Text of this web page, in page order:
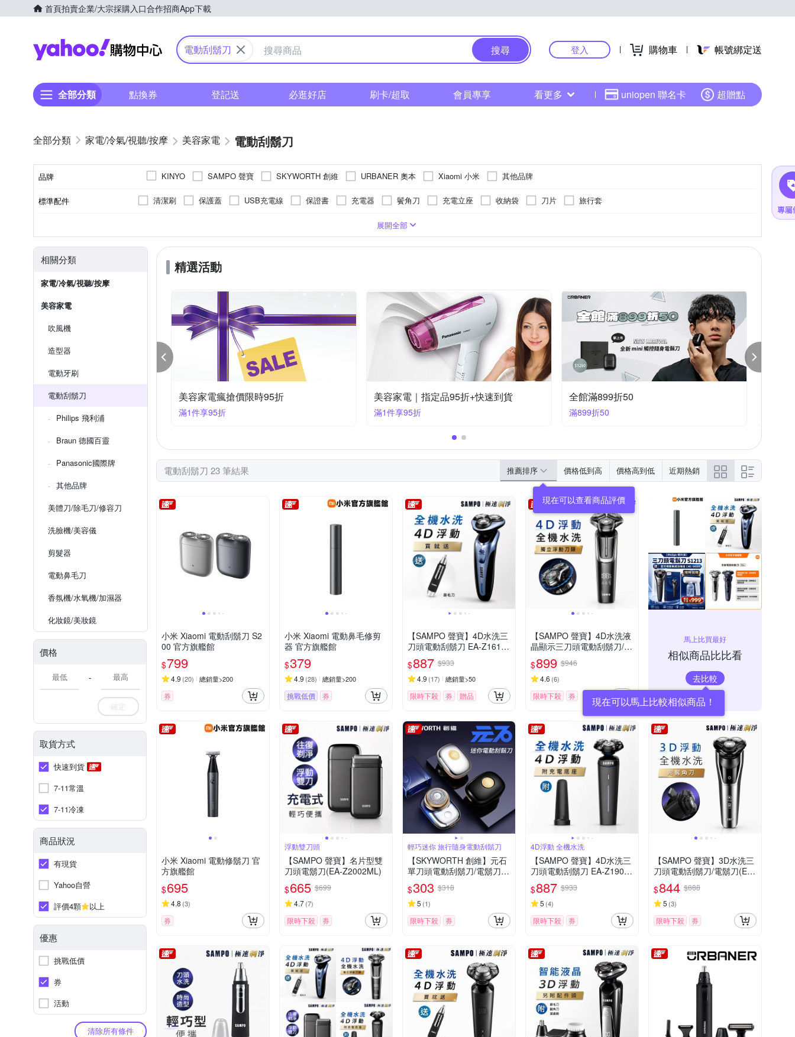
首頁拍賣企業/大宗採購入口合作招商App下載
Yahoo購物中心
電動刮鬍刀 搜尋 登入 購物車 帳號綁定送
全部分類 點換券 登記送 必逛好店 刷卡/超取 會員專享 看更多 uniopen 聯名卡 超贈點
家電/冷氣/視聽/按摩 美容家電 電動刮鬍刀
品牌 KINYO SAMPO 聲寶 SKYWORTH 創維 URBANER 奧本 Xiaomi 小米 其他品牌
標準配件 清潔刷 保護蓋 USB充電線 保證書 充電器 鬢角刀 充電立座 收納袋 刀片 旅行套
展開全部
相關分類
家電/冷氣/視聽/按摩
美容家電
吹風機
造型器
電動牙刷
電動刮鬍刀
Philips 飛利浦
Braun 德國百靈
Panasonic國際牌
其他品牌
美體刀/除毛刀/修容刀
洗臉機/美容儀
剪髮器
電動鼻毛刀
香氛機/水氧機/加濕器
化妝鏡/美妝鏡
價格
-
確定
取貨方式
快速到貨
7-11常溫
7-11冷凍
商品狀況
有現貨
Yahoo自營
評價4顆
以上
優惠
挑戰低價
券
活動
清除所有條件
精選活動
電｜指定品95折+快速到貨 全館滿899折50
滿899折50
美容家電瘋搶價限時85折
滿1件享85折
美容家電｜指定品9折+快速到貨
滿1件享9折
電動刮鬍刀 23 筆結果 推薦排序 價格低到高 價格高到低 近期熱銷
小米 Xiaomi 電動刮鬍刀 S2
00 官方旗艦館
$799
4.9 (20) 總銷量>200
券
小米 Xiaomi 電動鼻毛修剪
器 官方旗艦館
$379
4.9 (28) 總銷量>200
挑戰低價 券
【SAMPO 聲寶】4D水洗三
刀頭電動刮鬍刀 EA-Z1613
WL(電鬍刀/修容刀)
$887 $933
4.9 (17) 總銷量>50
限時下殺 券 贈品
【SAMPO 聲寶】4D水洗液
晶顯示三刀頭電動刮鬍刀/電
鬍刀(EA-Z2432WL)
$899 $946
4.6 (6)
限時下殺 券
馬上比買最好
相似商品比比看
去比較
現在可以馬上比較相似商品！
小米 Xiaomi 電動修鬍刀 官
方旗艦館
$695
4.8 (3)
券
浮動雙刀頭
【SAMPO 聲寶】名片型雙
刀頭電鬍刀(EA-Z2002ML)
$665 $699
4.7(7)
限時下殺 券
輕巧迷你 旅行隨身電動刮鬍刀
【SKYWORTH 創維】元石
單刀頭電動刮鬍刀/電鬍刀
台灣公司貨(充電式/IPX7防
水/全機水洗)
$303 $318
5 (1)
限時下殺 券
4D浮動 全機水洗
【SAMPO 聲寶】4D水洗三
刀頭電動刮鬍刀 EA-Z1904
WL
$887 $933
5 (4)
限時下殺 券
【SAMPO 聲寶】3D水洗三
刀頭電動刮鬍刀/電鬍刀(EA-
Z2431WL)
$844 $888
5 (3)
限時下殺 券